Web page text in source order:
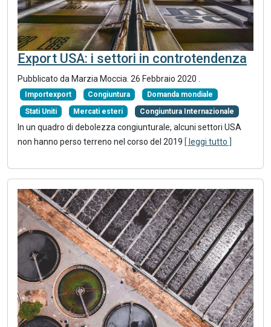
Export USA: i settori in controtendenza
Pubblicato da Marzia Moccia. 26 Febbraio 2020
Importexport Congiuntura Domanda mondiale
Stati Uniti Mercati esteri Congiuntura Internazionale
In un quadro di debolezza congiunturale, alcuni settori USA
non hanno perso terreno nel corso del 2019 [ leggi tutto ]